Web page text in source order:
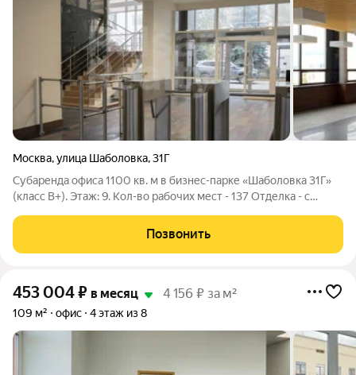
Москва,улица Шаболовка,31Г
Субаренда офиса 1100 кв. м в бизнес-парке «Шаболовка 31Г»
(класс B+). Этаж: 9. Кол-во рабочих мест - 137 Отделка - с
Мокрые точки - да Сан. узлы - в блоке Назначение: Офис
Полная ставка аренды
Позвонить
453 004₽ в месяц 4 156 ₽ за м²
109 м² офис 4 этаж из 8